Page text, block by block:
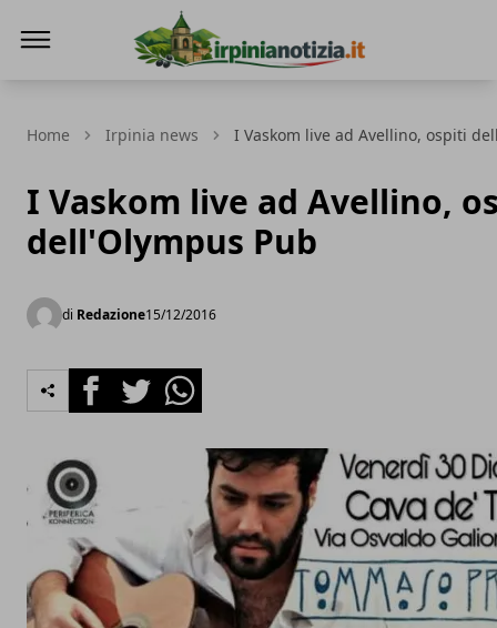
Home Irpinia news I Vaskom live ad Avellino, ospiti
I Vaskom live ad Avellino,
dell'Olympus Pub
di Redazione15/12/2016
FacebookTwitterWhatsapp